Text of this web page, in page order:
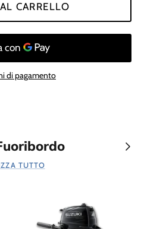
CARRELLO
di pagamento
TUTTO